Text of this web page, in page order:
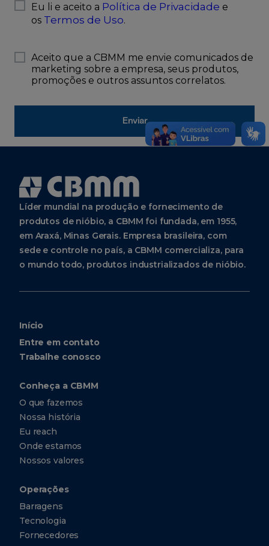
Eu li e aceito a Política de Privacidade e
os Termos de Uso.
Aceito que a CBMM me envie comunicados de
marketing sobre a empresa, seus produtos,
promoções e outros assuntos correlatos.
Enviar
Líder mundial na produção e fornecimento de
produtos de nióbio, a CBMM foi fundada, em 1955,
em Araxá, Minas Gerais. Empresa brasileira, com
sede e controle no país, a CBMM comercializa, para
o mundo todo, produtos industrializados de nióbio.
Início
Entre em contato
Trabalhe conosco
Conheça a CBMM
O que fazemos
Nossa história
Eu reach
Onde estamos
Nossos valores
Operações
Barragens
Tecnologia
Fornecedores